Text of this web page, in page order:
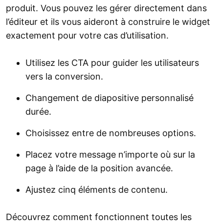
produit. Vous pouvez les gérer directement dans
l’éditeur et ils vous aideront à construire le widget
exactement pour votre cas d’utilisation.
Utilisez les CTA pour guider les utilisateurs
vers la conversion.
Changement de diapositive personnalisé
durée.
Choisissez entre de nombreuses options.
Placez votre message n’importe où sur la
page à l’aide de la position avancée.
Ajustez cinq éléments de contenu.
Découvrez comment fonctionnent toutes les